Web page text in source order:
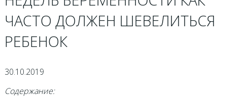
ЧАСТО ДОЛЖЕН ШЕВЕЛИТЬСЯ
РЕБЕНОК
30.10.2019
Содержание: